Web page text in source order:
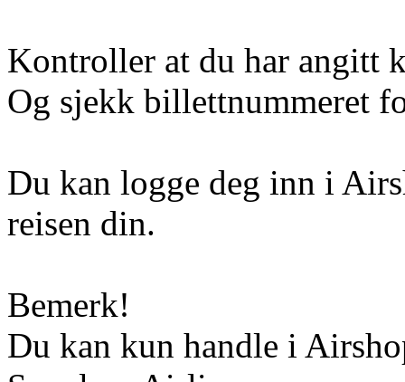
Kontroller at du har angitt
Og sjekk billettnummeret
Du kan logge deg inn i
reisen din.
Bemerk!
Du kan kun handle i